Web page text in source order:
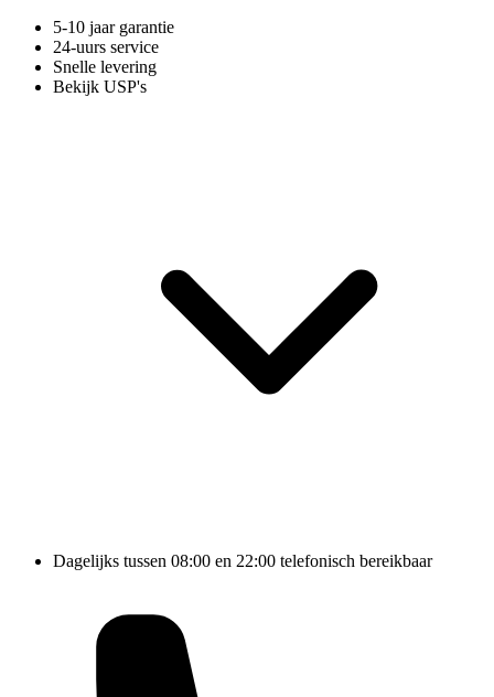
5-10 jaar garantie
24-uurs service
Snelle levering
Bekijk USP's
Dagelijks tussen 08:00 en 22:00 telefonisch bereikbaar